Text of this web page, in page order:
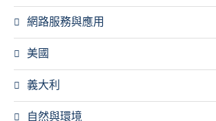
網路服務與應用
美國
義大利
自然與環境